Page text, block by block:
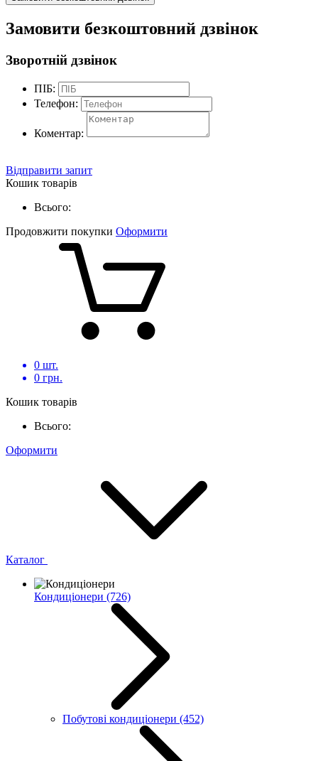
Замовити безкоштовний дзвінок
Зворотній дзвінок
ПІБ:
Телефон:
Коментар:
Відправити запит
Кошик товарів
Всього:
Продовжити покупки Оформити
0 шт.
0 грн.
Кошик товарів
Всього:
Оформити
Каталог
Кондиціонери (726)
Побутові кондиціонери (452)